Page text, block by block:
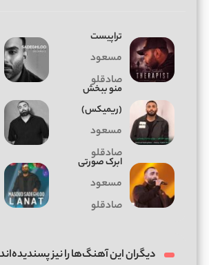
تراپیست
مسعود
صادقلو
منو ببخش
(ریمیکس)
مسعود
صادقلو
ابرک صورتی
مسعود
صادقلو
دیگران این آهنگ‌ها را نیز